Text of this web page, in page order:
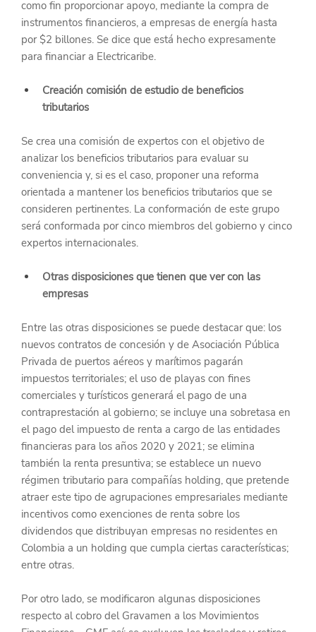
como fin proporcionar apoyo, mediante la compra de
instrumentos financieros, a empresas de energía hasta
por $2 billones. Se dice que está hecho expresamente
para financiar a Electricaribe.
Creación comisión de estudio de beneficios
tributarios
Se crea una comisión de expertos con el objetivo de
analizar los beneficios tributarios para evaluar su
conveniencia y, si es el caso, proponer una reforma
orientada a mantener los beneficios tributarios que se
consideren pertinentes. La conformación de este grupo
será conformada por cinco miembros del gobierno y cinco
expertos internacionales.
Otras disposiciones que tienen que ver con las
empresas
Entre las otras disposiciones se puede destacar que: los
nuevos contratos de concesión y de Asociación Pública
Privada de puertos aéreos y marítimos pagarán
impuestos territoriales; el uso de playas con fines
comerciales y turísticos generará el pago de una
contraprestación al gobierno; se incluye una sobretasa en
el pago del impuesto de renta a cargo de las entidades
financieras para los años 2020 y 2021; se elimina
también la renta presuntiva; se establece un nuevo
régimen tributario para compañías holding, que pretende
atraer este tipo de agrupaciones empresariales mediante
incentivos como exenciones de renta sobre los
dividendos que distribuyan empresas no residentes en
Colombia a un holding que cumpla ciertas características;
entre otras.
Por otro lado, se modificaron algunas disposiciones
respecto al cobro del Gravamen a los Movimientos